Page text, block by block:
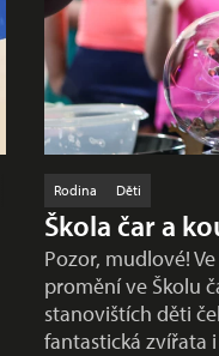
Rodina Děti
Škola čar a
Pozor, mudlové!
promění ve Školu
stanovištích děti
fantastická